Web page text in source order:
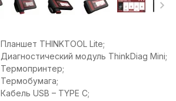
Планшет THINKTOOL Lite;
Диагностический модуль ThinkDiag Mini;
Термопринтер;
Термобумага;
Кабель USB – TYPE C;